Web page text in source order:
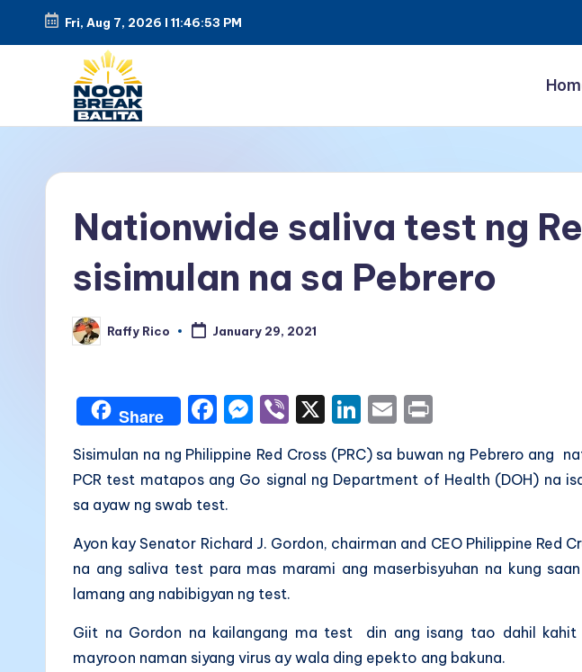
Skip
Fri, Aug 7, 2026 l 11:46:53 PM
o
o
B
r
a
k
B
a
li
t
a
tuwing
tanghali.
Nationwide saliva test ng
sisimulan na sa Pebrero
Posted
by
Raffy Rico January 29, 2021
Share
F
a
c
e
o
o
k
M
s
s
n
g
er
Vi
er
X
Li
n
k
e
n
E
m
ai
l
nt
Sisimulan na ng Philippine Red Cross (PRC) sa buwan ng Pebrero ang
PCR test matapos ang Go signal ng Department of Health (DOH) na
sa ayaw ng swab test.
Ayon kay Senator Richard J. Gordon, chairman and CEO Philippine Red
na ang saliva test para mas marami ang maserbisyuhan na kung
lamang ang nabibigyan ng test.
Giit na Gordon na kailangang ma test din ang isang tao dahil
mayroon naman siyang virus ay wala ding epekto ang bakuna.